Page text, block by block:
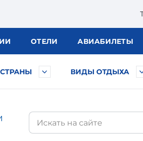
ОТЕЛИ АВИАБИЛЕТЫ
СТРАНЫ ВИДЫ ОТДЫХА